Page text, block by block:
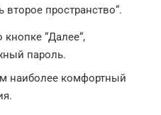
второе пространство“.
“Далее“,
пароль.
наиболее комфортный